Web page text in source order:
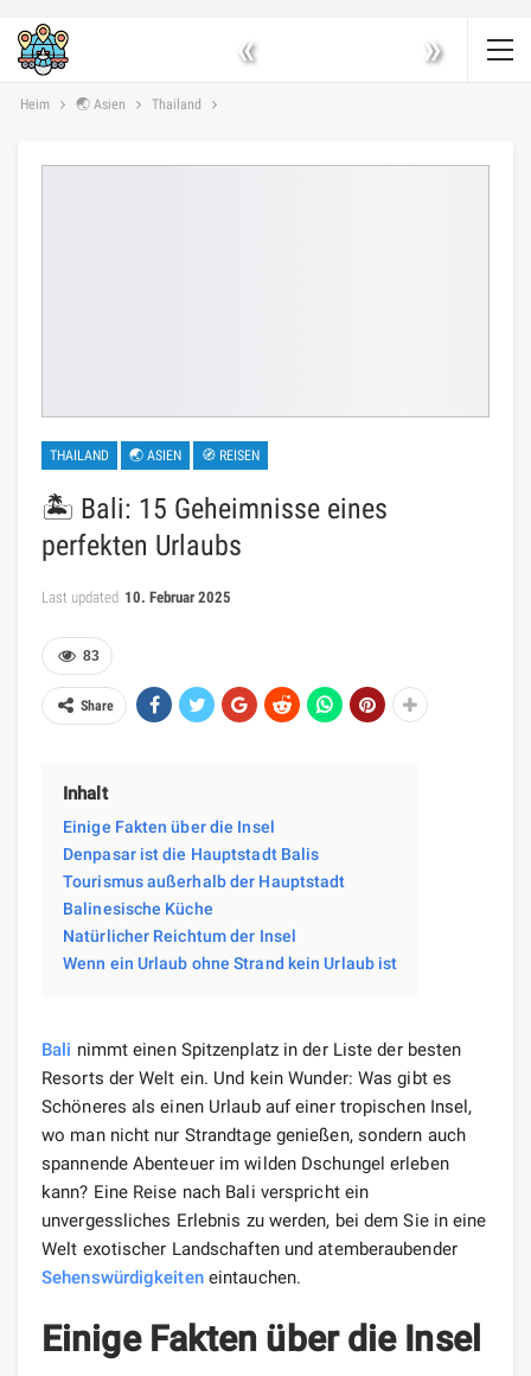
« »
Heim 🌏 Asien Thailand
THAILAND 🌏 ASIEN 🧭 REISEN
🏝️ Bali: 15 Geheimnisse eines
perfekten Urlaubs
Last updated 10. Februar 2025
83
Share
Inhalt
Einige Fakten über die Insel
Denpasar ist die Hauptstadt Balis
Tourismus außerhalb der Hauptstadt
Balinesische Küche
Natürlicher Reichtum der Insel
Wenn ein Urlaub ohne Strand kein Urlaub ist
Bali nimmt einen Spitzenplatz in der Liste der besten
Resorts der Welt ein. Und kein Wunder: Was gibt es
Schöneres als einen Urlaub auf einer tropischen Insel,
wo man nicht nur Strandtage genießen, sondern auch
spannende Abenteuer im wilden Dschungel erleben
kann? Eine Reise nach Bali verspricht ein
unvergessliches Erlebnis zu werden, bei dem Sie in eine
Welt exotischer Landschaften und atemberaubender
Sehenswürdigkeiteneintauchen.
Einige Fakten über die Insel